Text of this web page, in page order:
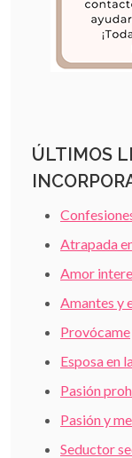
ÚLTIMOS
Atrapada
Amor
Amantes y
Provócame
Esposa en
Pasión
Pasión y
Seductor